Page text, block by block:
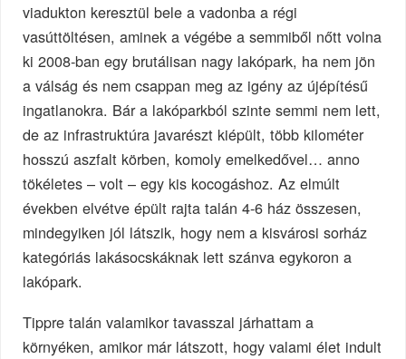
viadukton keresztül bele a vadonba a régi
vasúttöltésen, aminek a végébe a semmiből nőtt volna
ki 2008-ban egy brutálisan nagy lakópark, ha nem jön
a válság és nem csappan meg az igény az újépítésű
ingatlanokra. Bár a lakóparkból szinte semmi nem lett,
de az infrastruktúra javarészt kiépült, több kilométer
hosszú aszfalt körben, komoly emelkedővel… anno
tökéletes – volt – egy kis kocogáshoz. Az elmúlt
években elvétve épült rajta talán 4-6 ház összesen,
mindegyiken jól látszik, hogy nem a kisvárosi sorház
kategóriás lakásocskáknak lett szánva egykoron a
lakópark.
Tippre talán valamikor tavasszal járhattam a
környéken, amikor már látszott, hogy valami élet indult